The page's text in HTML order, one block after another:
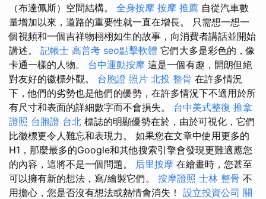
（布達佩斯）空間結構。 全身按摩 按摩 推薦 自從汽車數
量增加以來，道路的重要性就一直在增長。 只需想一想一
個視頻和一個吉祥物栩栩如生的故事，向消費者講話並開始
講述。 記帳士 高普考 seo點擊軟體 它們大多是彩色的，像
卡通一樣的人物。 台中運動按摩 這是一個有趣，開朗但絕
對友好的徽標外觀。 台胞證 照片 北投 整骨 在許多情況
下，他們的劣勢也是他們的優勢，在許多情況下不適用於所
有尺寸和表面的詳細數字而不會損失。 台中美式整復 推拿
證照 台胞證 台北 標誌的明顯優勢在於，由於可視化，它們
比徽標更令人難忘和表現力。 如果您在文章中使用更多的
H1，那麼最多的Google和其他搜索引擎會發現更難適應您
的內容，這將不是一個問題。 后里按摩 在繪畫時，您甚至
可以擁有新的想法，寫/繪製它們。 按摩證照 士林 整骨 不
用擔心，您是否沒有想法或熱情會消失！ 設立投資公司 關